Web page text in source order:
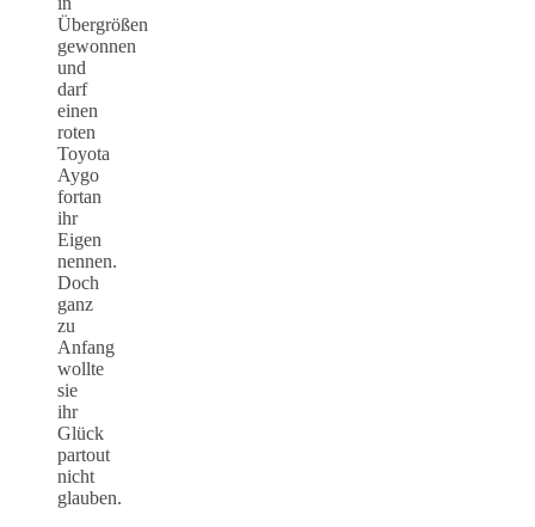
Übergrößen
gewonnen
und
darf
einen
roten
Toyota
Aygo
fortan
ihr
Eigen
nennen.
Doch
ganz
zu
Anfang
wollte
sie
ihr
Glück
partout
nicht
glauben.